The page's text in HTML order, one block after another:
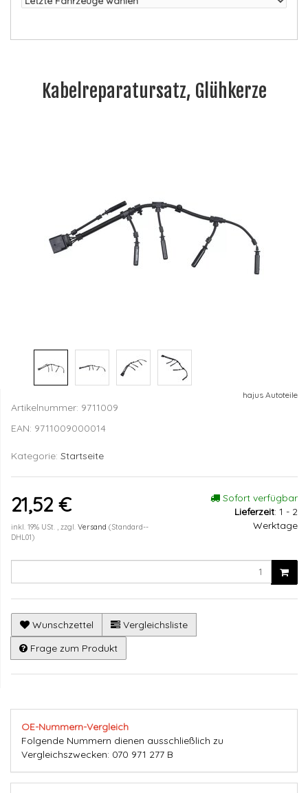
Kabelreparatursatz, Glühkerze
hajus Autoteile
Artikelnummer: 9711009
EAN: 9711009000014
Kategorie: Startseite
21,52 €
inkl. 19% USt. , zzgl. Versand (Standard--
DHL01)
Sofort verfügbar
Lieferzeit: 1 - 2
Werktage
Wunschzettel
Vergleichsliste
Frage zum Produkt
OE-Nummern-Vergleich
Folgende Nummern dienen ausschließlich zu
Vergleichszwecken: 070 971 277 B